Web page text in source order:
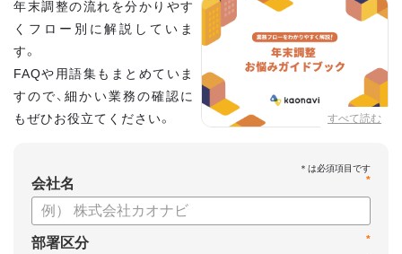
すべて読む
年末調整の流れを分かりやす
くフロー別に解説していま
す。
FAQや用語集もまとめていま
すので、細かい業務の確認に
もぜひお役立てください。
*
会社名
*
部署区分